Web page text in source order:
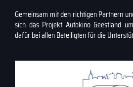
Gemeinsam mit den richtigen Partnern
sich das Projekt Autokino Geestland
dafür bei allen Beteiligten für die